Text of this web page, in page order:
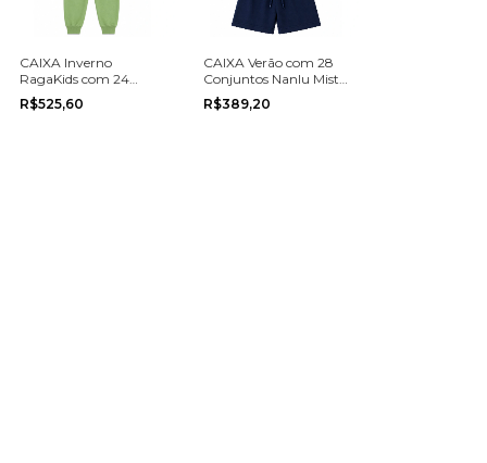
CAIXA Inverno
RagaKids com 24
Conjuntos Misto
Menino e Menina na
R$525,60
CAIXA Verão com 28
Conjuntos Nanlu Mista
Menina e Menino nos
tamanhos do 1 ao 10
R$389,20